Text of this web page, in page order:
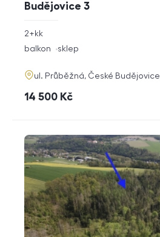
Budějovice 3
rozměry
2+kk
funkce
balkon sklep
adresa
ul. Průběžná, České Budějovice
cena
14 500 Kč